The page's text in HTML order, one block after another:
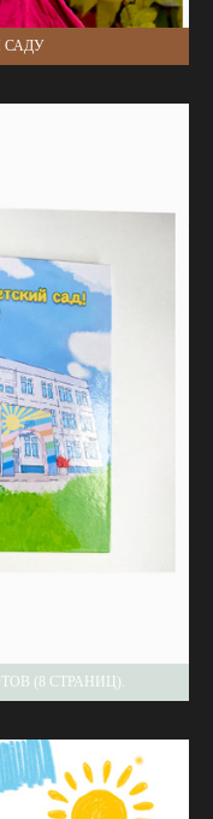
САДУ
(8 СТРАНИЦ).